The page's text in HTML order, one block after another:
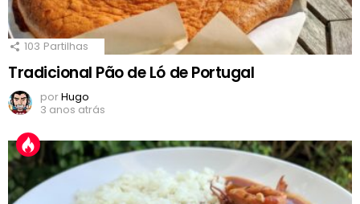
103 Partilhas
Tradicional Pão de Ló de Portugal
porHugo
3 anos atrás